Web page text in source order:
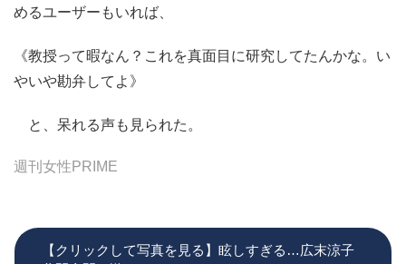
めるユーザーもいれば、
《教授って暇なん？これを真面目に研究してたんかな。い
やいや勘弁してよ》
と、呆れる声も見られた。
週刊女性PRIME
【クリックして写真を見る】眩しすぎる…広末涼子